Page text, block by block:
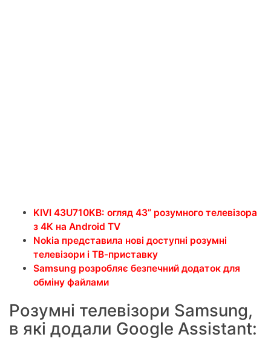
KIVI 43U710KB: огляд 43” розумного телевізора
з 4К на Android TV
Nokia представила нові доступні розумні
телевізори і ТВ-приставку
Samsung розробляє безпечний додаток для
обміну файлами
Розумні телевізори Samsung,
в які додали Google Assistant: